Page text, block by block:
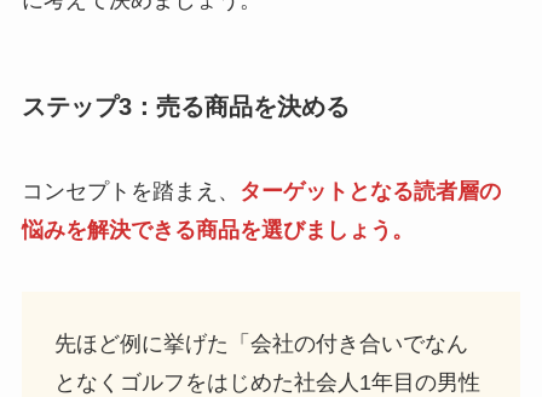
ステップ3：売る商品を決める
コンセプトを踏まえ、
ターゲットとなる読者層の
悩みを解決できる商品を選びましょう。
先ほど例に挙げた「会社の付き合いでなん
となくゴルフをはじめた社会人1年目の男性